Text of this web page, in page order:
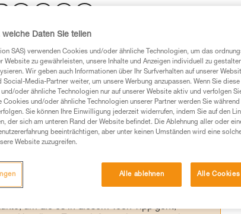
Norm die Anforderungen an die
(Norm EN 18100 Helme für
dieser Norm meinen Petzl-
um die es in diesem Tech Tipp geht,
Daten Sie teilen
SAS) verwenden Cookies und/oder ähnliche Technologien, um das
Website zu gewährleisten, unsere Inhalte und Anzeigen individuell zu
Wir geben auch Informationen über Ihr Surfverhalten auf unserer
Social-Media-Partner weiter, um unsere Werbung anzupassen. Wenn Sie
oder ähnliche Technologien nur auf unserer Website aktiv und verfolgen
Cookies und/oder ähnliche Technologien unserer Partner werden Sie während
Sie können Ihre Einwilligung jederzeit widerrufen, indem Sie auf den
der sich am unteren Rand der Website befindet. Die Ablehnung aller oder
beeinträchtigen, aber unter keinen Umständen wird eine
Website zuzugreifen.
Alle ablehnen Alle